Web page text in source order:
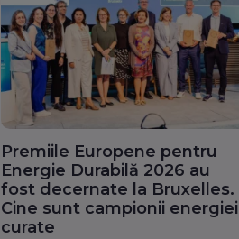
Premiile Europene pentru
Energie Durabilă 2026 au
fost decernate la Bruxelles.
Cine sunt campionii energiei
curate